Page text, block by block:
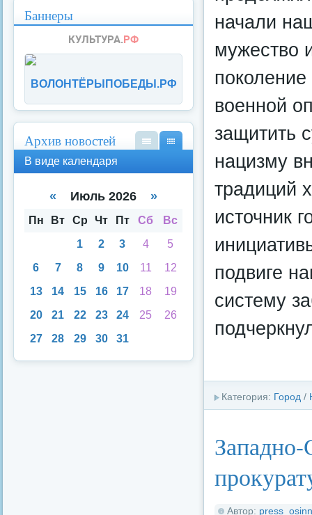
начали
мужество
военной
защитить
нацизму
традиций
источник
подвиге
систему
Категория: Город /
Западно-
Автор:
Баннеры
ВОЛОНТЁРЫПОБЕДЫ.РФ
Архив новостей
аря
спи
В виде календаря
« Июль 2026 »
Пн Вт Ср Чт Пт Сб
Вс
1
2 3 4
5
6
7 8 9 10 11
12
13
14 15 16 17 18
19
20
21 22 23 24 25
26
27
28 29 30 31